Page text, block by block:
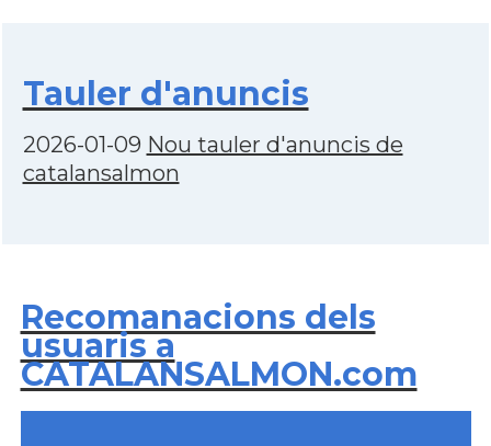
Tauler d'anuncis
2026-01-09 Nou tauler d'anuncis de
catalansalmon
Recomanacions dels
usuaris a
CATALANSALMON.com